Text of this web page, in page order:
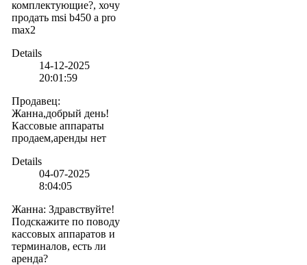
комплектующие?, хочу
продать msi b450 a pro
max2
Details
14-12-2025
20:01:59
Продавец:
Жанна,добрый день!
Кассовые аппараты
продаем,аренды нет
Details
04-07-2025
8:04:05
Жанна: Здравствуйте!
Подскажите по поводу
кассовых аппаратов и
терминалов, есть ли
аренда?